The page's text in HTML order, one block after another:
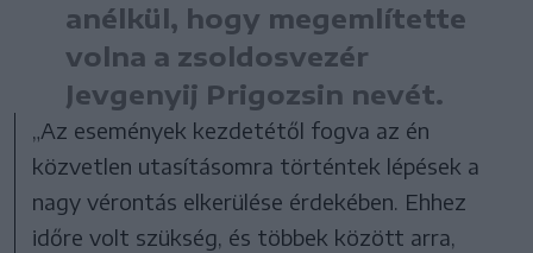
anélkül, hogy megemlítette
volna a zsoldosvezér
Jevgenyij Prigozsin nevét.
„Az események kezdetétől fogva az én
közvetlen utasításomra történtek lépések a
nagy vérontás elkerülése érdekében. Ehhez
időre volt szükség, és többek között arra,